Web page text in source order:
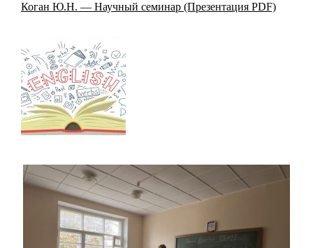
Коган Ю.Н. — Научный семинар (Презентация PDF)